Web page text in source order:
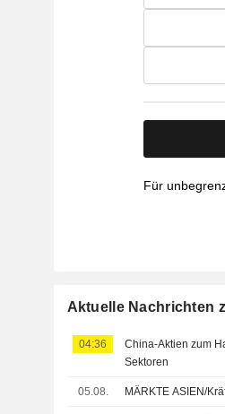
Für
Aktuelle Nachrichten
04:36
China-Aktien zum
Sektoren
05.08. MÄRKTE ASIEN/